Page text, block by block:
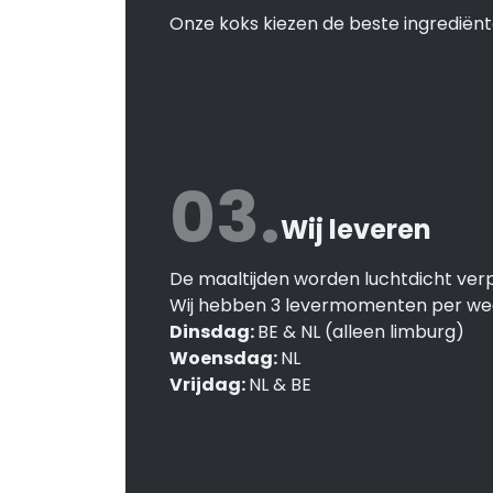
Onze koks kiezen de beste
03.Wij leveren
De maaltijden worden luchtdicht
Wij hebben 3 levermomenten per
Dinsdag:BE & NL (alleen limburg)
Woensdag:NL
Vrijdag:NL & BE